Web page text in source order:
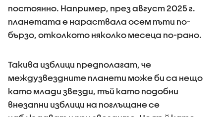
постоянно. Например, през август 2025 г.
планетата е нараствала осем пъти по-
бързо, отколкото няколко месеца по-рано.
Такива изблици предполагат, че
междузвездните планети може би са нещо
като млади звезди, тъй като подобни
внезапни изблици на поглъщане се